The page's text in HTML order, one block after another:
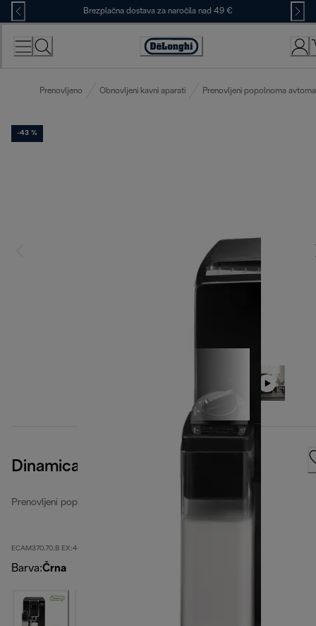
Skip
to
Content
Brezplačna dostava za naročila nad 49 €
Accessibility
Prenovljeno Obnovljeni kavni aparati Prenovljeni popolnoma
-43 %
Dinamica Plus
Prenovljeni popolnoma avtomatski kavni aparati
ECAM370.70.B EX:4-second
Barva:Črna